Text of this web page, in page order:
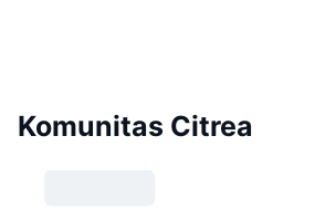
Komunitas Citrea